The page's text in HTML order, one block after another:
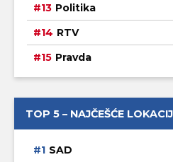
Politika
RTV
Pravda
TOP 5 – NAJČEŠĆE
SAD